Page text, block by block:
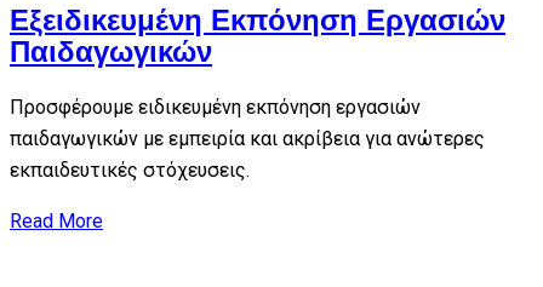
Εξειδικευμένη Εκπόνηση Εργασιών
Παιδαγωγικών
Προσφέρουμε ειδικευμένη εκπόνηση εργασιών
παιδαγωγικών με εμπειρία και ακρίβεια για ανώτερες
εκπαιδευτικές στόχευσεις.
Read More